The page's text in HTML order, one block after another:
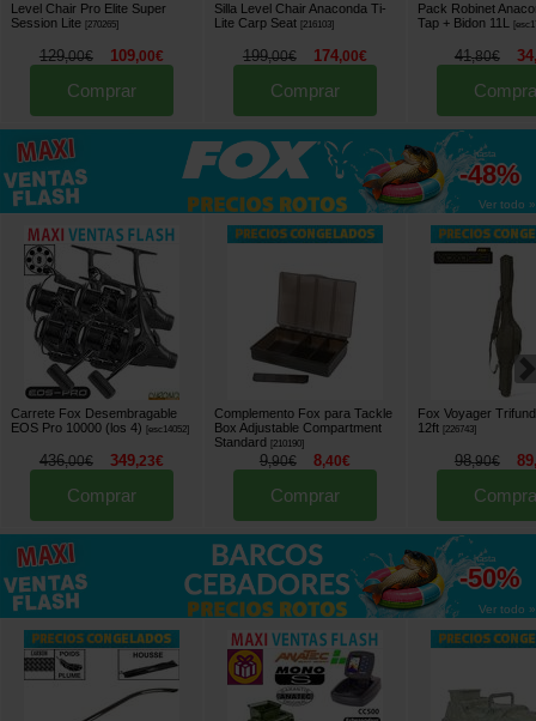
Level Chair Pro Elite Super
Session Lite [270265]
129,00€ 109,00€
Comprar
Silla Level Chair Anaconda Ti-
Lite Carp Seat [216103]
199,00€ 174,00€
Comprar
Pack Robinet
Tap + Bidon 11L
[
41,80€ 34
hasta
-48%
Ver todo »
Carrete Fox Desembragable
EOS Pro 10000 (los 4)
[esc14052]
436,00€ 349,23€
Comprar
Complemento Fox para Tackle
Box Adjustable Compartment
Standard
210190]
9,90€ 8,40€
Comprar
Fox Voyager
12ft
226743]
98,90€ 89
hasta
-50%
Ver todo »